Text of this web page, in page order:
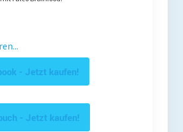
- Jetzt kaufen!
- Jetzt kaufen!